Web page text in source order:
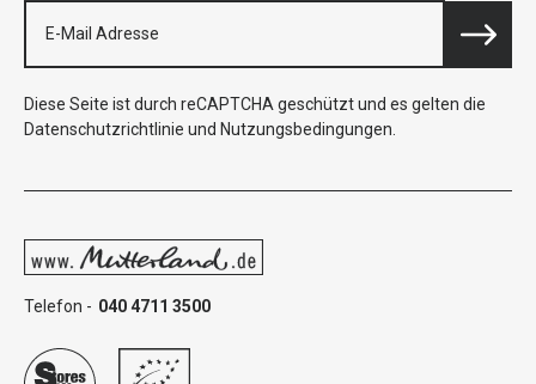
Diese Seite ist durch reCAPTCHA geschützt und es gelten die
Datenschutzrichtlinie und Nutzungsbedingungen
Telefon - 040 4711 3500